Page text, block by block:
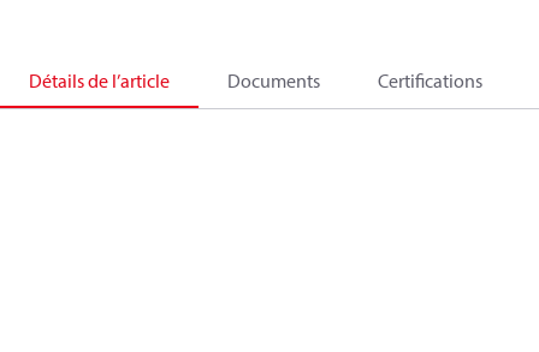
Détails de l’article Documents Certifications